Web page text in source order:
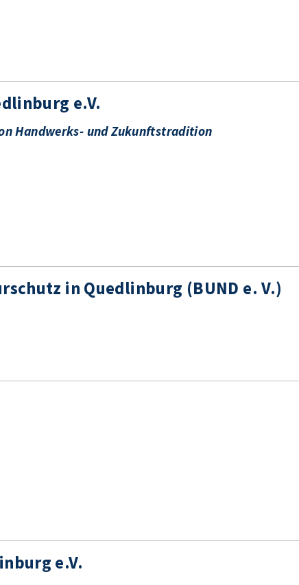
e.V.
Handwerks- und Zukunftstradition
in Quedlinburg (BUND e. V.)
e.V.